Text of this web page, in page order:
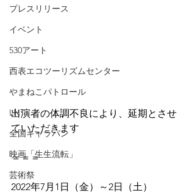
プレスリリース
イベント
530アート
西表エコツーリズムセンター
やまねこパトロール
LNT
全国キャラバン
映画「生生流転」
芸術祭
出演者の体調不良により、延期とさせ
ていただきます
＝＝＝
2022年7月1日（金）～2日（土）